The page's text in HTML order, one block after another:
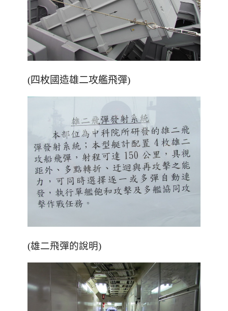
(四枚國造雄二攻艦飛彈)
(雄二飛彈的說明)